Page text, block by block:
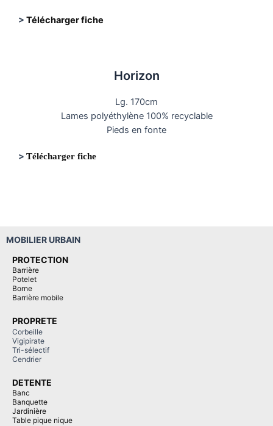
> Télécharger fiche
Horizon
Lg. 170cm
Lames polyéthylène 100% recyclable
Pieds en fonte
> Télécharger fiche
MOBILIER URBAIN
PROTECTION
Barrière
Potelet
Borne
Barrière mobile
PROPRETE
Corbeille
Vigipirate
Tri-sélectif
Cendrier
DETENTE
Banc
Banquette
Jardinière
Table pique nique